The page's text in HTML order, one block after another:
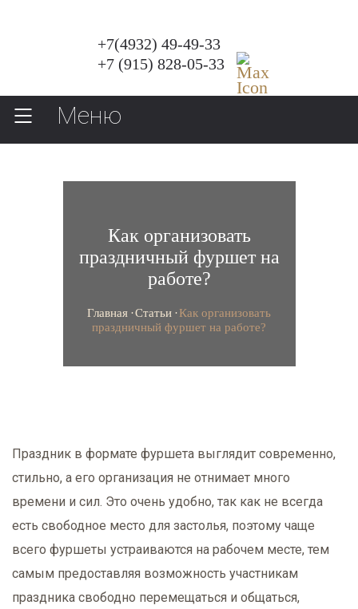
+7(4932) 49-49-33
+7 (915) 828-05-33
Меню
Как организовать
праздничный фуршет на
работе?
Главная Статьи
Как организовать
праздничный фуршет на работе?
Праздник в формате фуршета выглядит современно,
стильно, а его организация не отнимает много
времени и сил. Это очень удобно, так как не всегда
есть свободное место для застолья, поэтому чаще
всего фуршеты устраиваются на рабочем месте, тем
самым предоставляя возможность участникам
праздника свободно перемещаться и общаться,